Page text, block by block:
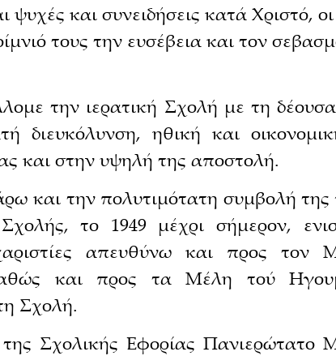
και συνειδήσεις κατά Χριστό,
τους την ευσέβεια και τον
την ιερατική Σχολή με τη
διευκόλυνση, ηθική και
και στην υψηλή της αποστολή.
και την πολυτιμότατη συμβολή
το 1949 μέχρι σήμερον,
απευθύνω και προς τον
και προς τα Μέλη τού
Σχολή.
Σχολικής Εφορίας Πανιερώτατο